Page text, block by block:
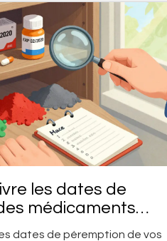
les dates de
médicaments
dates de péremption de vos